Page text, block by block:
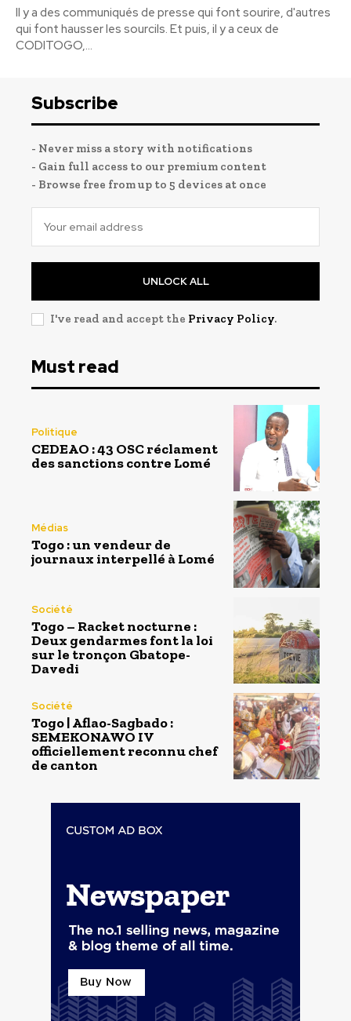
Il y a des communiqués de presse qui font sourire, d'autres
qui font hausser les sourcils. Et puis, il y a ceux de
CODITOGO,...
Subscribe
- Never miss a story with notifications
- Gain full access to our premium content
- Browse free from up to 5 devices at once
UNLOCK ALL
I've read and accept the Privacy Policy.
Must read
Politique
CEDEAO : 43 OSC réclament
des sanctions contre Lomé
Médias
Togo : un vendeur de
journaux interpellé à Lomé
Société
Togo – Racket nocturne :
Deux gendarmes font la loi
sur le tronçon Gbatope-
Davedi
Société
Togo | Aflao-Sagbado :
SEMEKONAWO IV
officiellement reconnu chef
de canton